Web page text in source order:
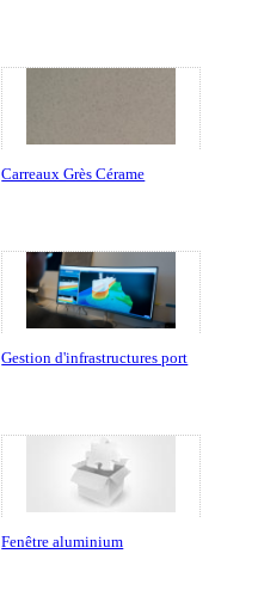
Carreaux Grès Cérame
Gestion d'infrastructures port
Fenêtre aluminium